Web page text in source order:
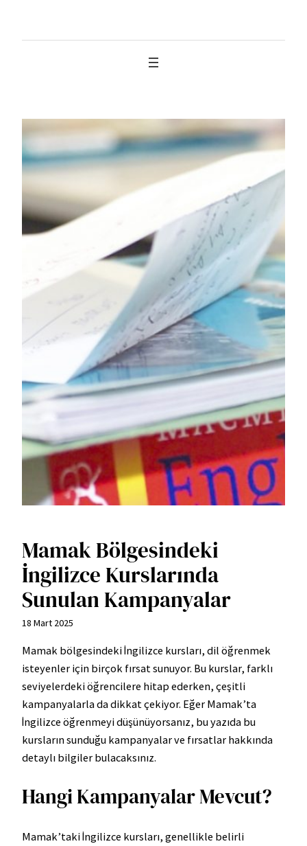
Mamak Bölgesindeki
İngilizce Kurslarında
Sunulan Kampanyalar
18 Mart 2025
Mamak bölgesindeki İngilizce kursları, dil öğrenmek
isteyenler için birçok fırsat sunuyor. Bu kurslar, farklı
seviyelerdeki öğrencilere hitap ederken, çeşitli
kampanyalarla da dikkat çekiyor. Eğer Mamak’ta
İngilizce öğrenmeyi düşünüyorsanız, bu yazıda bu
kursların sunduğu kampanyalar ve fırsatlar hakkında
detaylı bilgiler bulacaksınız.
Hangi Kampanyalar Mevcut?
Mamak’taki İngilizce kursları, genellikle belirli